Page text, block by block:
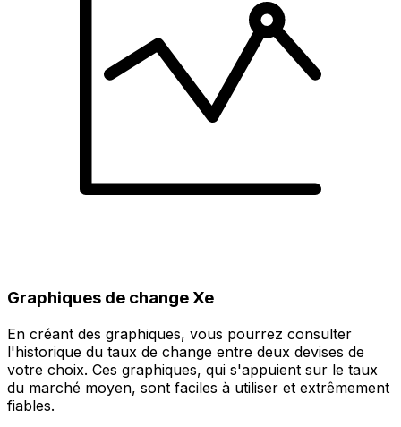
Graphiques de change Xe
En créant des graphiques, vous pourrez consulter
l'historique du taux de change entre deux devises de
votre choix. Ces graphiques, qui s'appuient sur le taux
du marché moyen, sont faciles à utiliser et extrêmement
fiables.